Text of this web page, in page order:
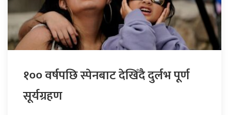
१०० वर्षपछि स्पेनबाट देखिँदै दुर्लभ पूर्ण
सूर्यग्रहण